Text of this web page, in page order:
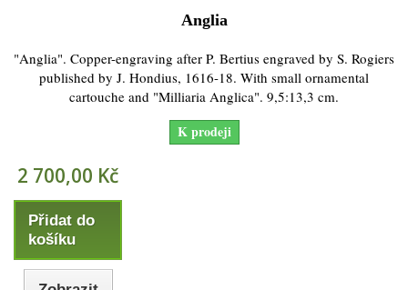
Anglia
"Anglia". Copper-engraving after P. Bertius engraved by S. Rogiers
published by J. Hondius, 1616-18. With small ornamental
cartouche and "Milliaria Anglica". 9,5:13,3 cm.
K prodeji
2 700,00 Kč
Přidat do
košíku